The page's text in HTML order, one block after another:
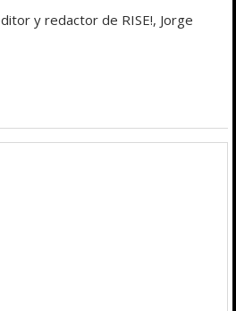
y redactor de RISE!, Jorge